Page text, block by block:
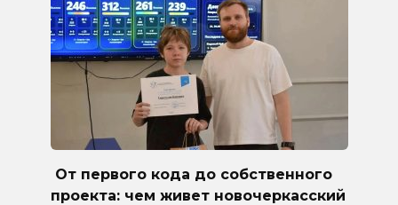
От первого кода до собственного
проекта: чем живет новочеркасский